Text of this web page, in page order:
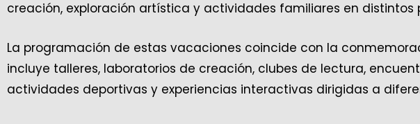
creación, exploración artística y actividades familiares en distintos
La programación de estas vacaciones coincide con la
incluye talleres, laboratorios de creación, clubes de lectura,
actividades deportivas y experiencias interactivas dirigidas a